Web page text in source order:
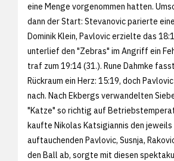
eine Menge vorgenommen hatten.
dann der Start: Stevanovic parierte
Dominik Klein, Pavlovic erzielte das
unterlief den "Zebras" im Angriff ein
traf zum 19:14 (31.). Rune Dahmke
Rückraum ein Herz: 15:19, doch
nach. Nach Ekbergs verwandelten
"Katze" so richtig auf
kaufte Nikolas Katsigiannis den jeweils
auftauchenden Pavlovic, Susnja,
den Ball ab, sorgte mit diesen